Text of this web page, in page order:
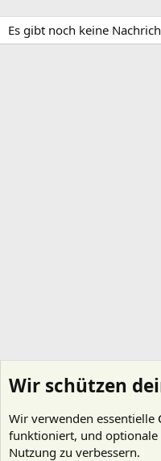
Es gibt noch keine
Wir schützen
Wir verwenden essentielle
funktioniert, und optionale
Nutzung zu verbessern.